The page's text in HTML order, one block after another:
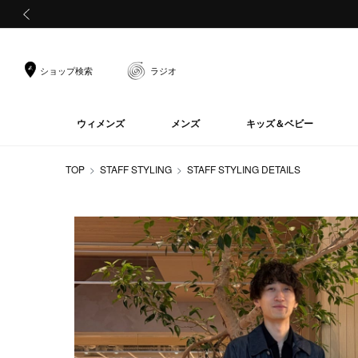
ショップ検索 ラジオ
ウィメンズ メンズ キッズ＆ベビー
TOP STAFF STYLING STAFF STYLING DETAILS